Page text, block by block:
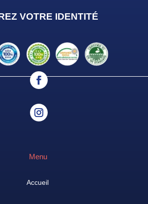
VOTRE IDENTITÉ
Menu
Accueil